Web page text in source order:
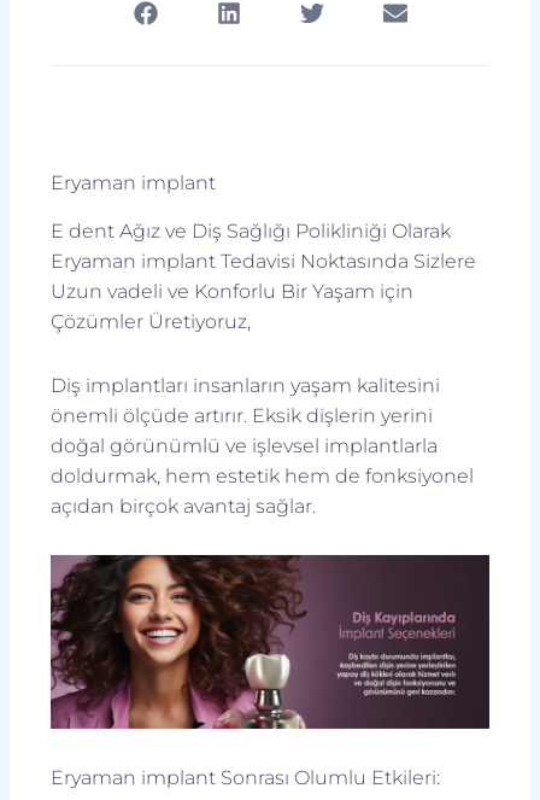
Eryaman implant
E dent Ağız ve Diş Sağlığı Polikliniği Olarak
Eryaman implant Tedavisi Noktasında Sizlere
Uzun vadeli ve Konforlu Bir Yaşam için
Çözümler Üretiyoruz,
Diş implantları insanların yaşam kalitesini
önemli ölçüde artırır. Eksik dişlerin yerini
doğal görünümlü ve işlevsel implantlarla
doldurmak, hem estetik hem de fonksiyonel
açıdan birçok avantaj sağlar.
Eryaman implant Sonrası Olumlu Etkileri: